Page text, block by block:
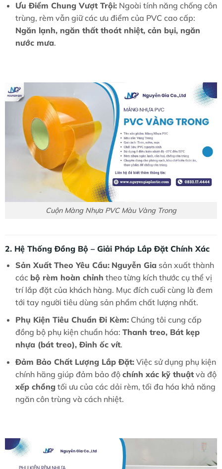
Ưu Điểm Chung Vượt Trội:Ngoài tính năng chống côn
trùng, rèm vẫn giữ các ưu điểm của PVC cao cấp:
Ngăn lạnh, ngăn thất thoát nhiệt, cản bụi, ngăn
nước mưa.
Cuộn Màng Nhựa PVC Màu Vàng Trong
2. Hệ Thống Đồng Bộ – Giải Pháp Lắp Đặt Chính Xác
Sản Xuất Theo Yêu Cầu: Nguyễn Giasản xuất thành
các bộ rèm hoàn chỉnh theo từng kích thước cụ thể vị
trí lắp đặt của khách hàng. Mục đích cuối cùng là đem
tới tay người tiêu dùng sản phẩm chất lượng nhất.
Phụ Kiện Tiêu Chuẩn Đi Kèm:Chúng tôi cung cấp
đồng bộ phụ kiện chuẩn hóa: Thanh treo, Bát kẹp
nhựa (bát treo), Đinh ốc vít.
Đảm Bảo Chất Lượng Lắp Đặt:Việc sử dụng phụ kiện
chính hãng giúp đảm bảo độ chính xác kỹ thuậtvà độ
xếp chồngtối ưu của các dải rèm, tối đa hóa khả năng
ngăn côn trùng và cách nhiệt.